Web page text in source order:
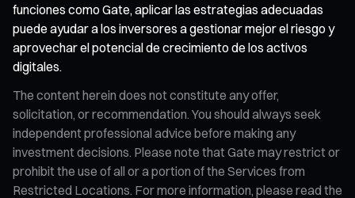
funciones como Gate, aplicar las estrategias adecuadas
puede ayudar a los inversores a gestionar mejor el riesgo y
aprovechar el potencial de crecimiento de los activos
digitales.
The content herein does not constitute any offer,
solicitation, or recommendation. You should always seek
independent professional advice before making any
investment decisions. Please note that Gate may restrict or
prohibit the use of all or a portion of the Services from
Restricted Locations. For more information, please read the